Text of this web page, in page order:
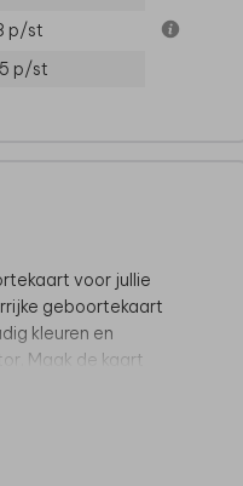
p/st
p/st
voor jullie
geboortekaart
kleuren en
Maak de kaart